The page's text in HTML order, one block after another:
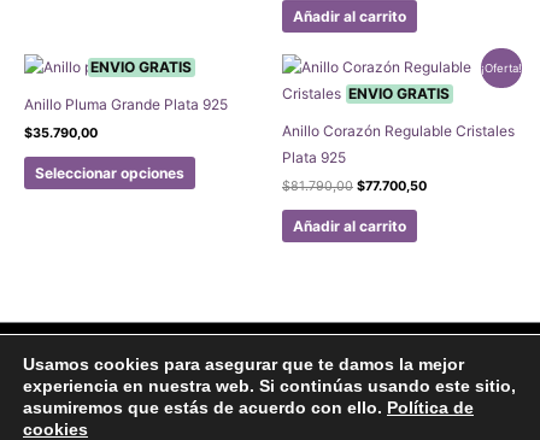
variantes.
opciones
pueden
elegir
producto
original
era:
Añadir al carrito
ENVIO GRATIS
Anillo Pluma Grande Plata 925
$35.790,00
Seleccionar opciones
Este
producto
opciones
pueden
elegir
¡Oferta!
ENVIO GRATIS
Anillo Corazón Regulable Cristales
Plata 925
$81.790,00 El
original
era:
$77.700,50El
Añadir al carrito
Facebook Instagram
Aviso legal Politicas de Privacidad
Politica de Cookies
Usamos cookies para asegurar que te damos la mejor
experiencia en nuestra web. Si continúas usando este sitio,
asumiremos que estás de acuerdo con ello. Política de
cookies